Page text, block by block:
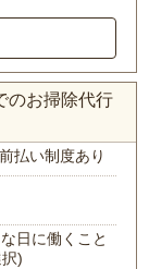
のお掃除代行
払い制度あり
日に働くこと
)